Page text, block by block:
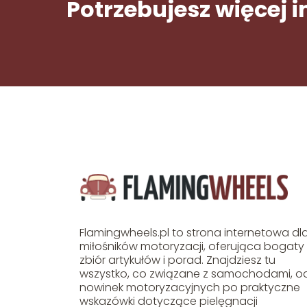
Potrzebujesz więcej
Flamingwheels.pl to strona internetowa
miłośników motoryzacji, oferująca bogaty
zbiór artykułów i porad. Znajdziesz tu
wszystko, co związane z samochodami,
nowinek motoryzacyjnych po praktyczne
wskazówki dotyczące pielęgnacji